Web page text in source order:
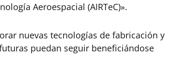
Aeroespacial (AIRTeC)».
nuevas tecnologías de fabricación y
puedan seguir beneficiándose